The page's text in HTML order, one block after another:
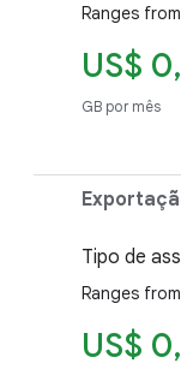
Ranges from
US$
GB por mês
Tipo de
Ranges from
US$